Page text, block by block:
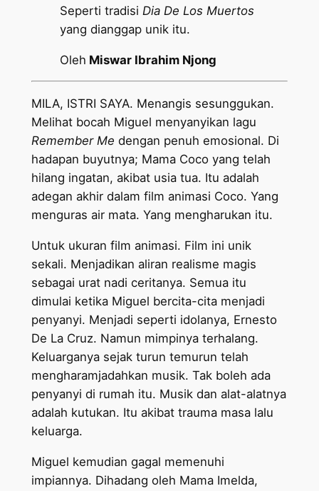
Seperti tradisi Dia De Los Muertos
yang dianggap unik itu.
Oleh Miswar Ibrahim Njong
MILA, ISTRI SAYA. Menangis sesunggukan.
Melihat bocah Miguel menyanyikan lagu
Remember Me dengan penuh emosional. Di
hadapan buyutnya; Mama Coco yang telah
hilang ingatan, akibat usia tua. Itu adalah
adegan akhir dalam film animasi Coco. Yang
menguras air mata. Yang mengharukan itu.
Untuk ukuran film animasi. Film ini unik
sekali. Menjadikan aliran realisme magis
sebagai urat nadi ceritanya. Semua itu
dimulai ketika Miguel bercita-cita menjadi
penyanyi. Menjadi seperti idolanya, Ernesto
De La Cruz. Namun mimpinya terhalang.
Keluarganya sejak turun temurun telah
mengharamjadahkan musik. Tak boleh ada
penyanyi di rumah itu. Musik dan alat-alatnya
adalah kutukan. Itu akibat trauma masa lalu
keluarga.
Miguel kemudian gagal memenuhi
impiannya. Dihadang oleh Mama Imelda,